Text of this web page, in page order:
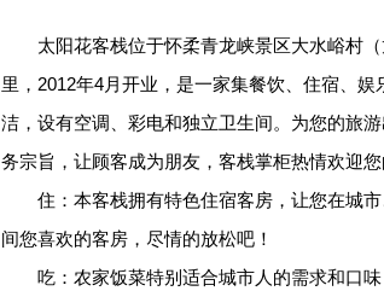
太阳花客栈位于怀柔青龙峡景区大水峪村（
里，2012年4月开业，是一家集餐饮、住宿、
洁，设有空调、彩电和独立卫生间。为您的旅
务宗旨，让顾客成为朋友，客栈掌柜热情欢迎您
住：本客栈拥有特色住宿客房，让您在城市
间您喜欢的客房，尽情的放松吧！
吃：农家饭菜特别适合城市人的需求和口味